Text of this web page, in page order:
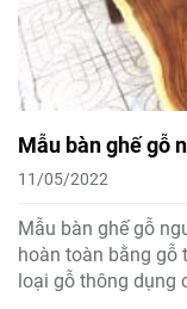
Mẫu bàn ghế gỗ
11/05/2022
Mẫu bàn ghế gỗ
hoàn toàn bằng
loại gỗ thông dụng